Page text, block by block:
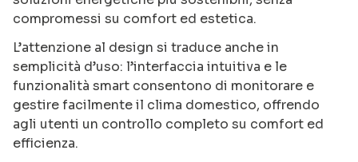
compromessi su comfort ed estetica.
L’attenzione al design si traduce anche in
semplicità d’uso: l’interfaccia intuitiva e le
funzionalità smart consentono di monitorare e
gestire facilmente il clima domestico, offrendo
agli utenti un controllo completo su comfort ed
efficienza.